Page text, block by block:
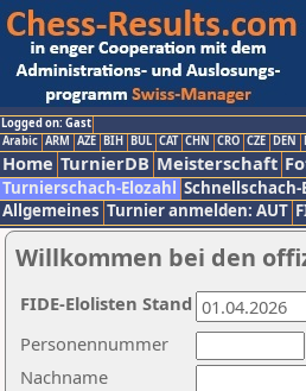
Logged on: Gast
Arabic ARM AZE BIH BUL CAT CHN CRO CZE DEN
Home TurnierDB Meisterschaft
Turnierschach-Elozahl Schnellschach-
Allgemeines Turnier anmelden: AUT
Willkommen bei den
Nachname
Personennummer
FIDE-Elolisten Stand